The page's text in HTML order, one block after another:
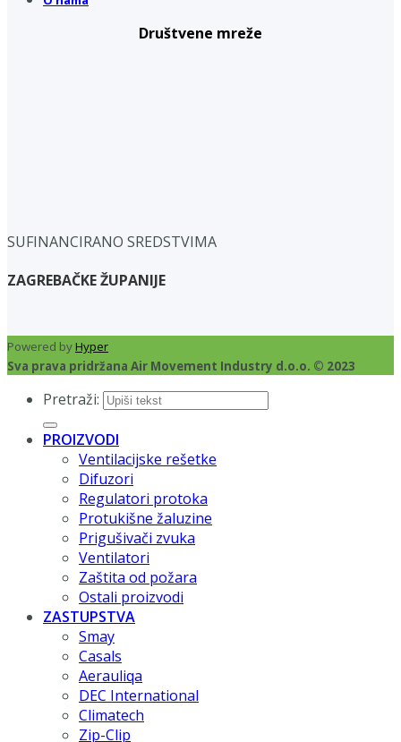
Društvene mreže
SUFINANCIRANO SREDSTVIMA
ZAGREBAČKE ŽUPANIJE
Powered byHyper
Sva prava pridržana Air Movement Industry d.o.o. © 2023
Pretraži:
PROIZVODI
Ventilacijske rešetke
Difuzori
Regulatori protoka
Protukišne žaluzine
Prigušivači zvuka
Ventilatori
Zaštita od požara
Ostali proizvodi
ZASTUPSTVA
Smay
Casals
Aerauliqa
DEC International
Climatech
Zip-Clip